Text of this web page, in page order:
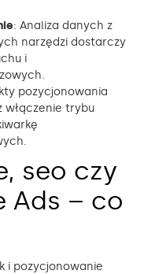
: Analiza danych z
narzędzi dostarczy
i
pozycjonowania
włączenie trybu
seo czy
Ads – co
i pozycjonowanie